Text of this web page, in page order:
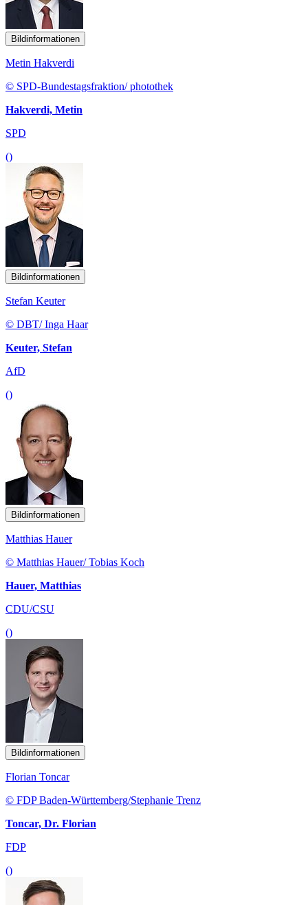
Bildinformationen
Metin Hakverdi
© SPD-Bundestagsfraktion/ photothek
Hakverdi, Metin
SPD
()
Bildinformationen
Stefan Keuter
© DBT/ Inga Haar
Keuter, Stefan
AfD
()
Bildinformationen
Matthias Hauer
© Matthias Hauer/ Tobias Koch
Hauer, Matthias
CDU/CSU
()
Bildinformationen
Florian Toncar
© FDP Baden-Württemberg/Stephanie Trenz
Toncar, Dr. Florian
FDP
()